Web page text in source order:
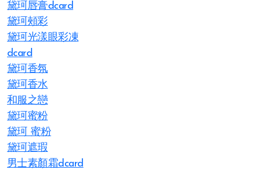
黛珂唇膏dcard
黛珂頰彩
黛珂光漾眼彩凍
dcard
黛珂香氛
黛珂香水
和服之戀
黛珂蜜粉
黛珂 蜜粉
黛珂遮瑕
男士素顏霜dcard